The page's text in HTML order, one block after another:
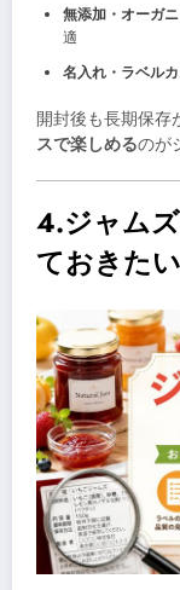
無添加・オーガ
適
名入れ・ラベル
開封後も長期保存
スで楽しめるのが
4.ジャム
ておきた